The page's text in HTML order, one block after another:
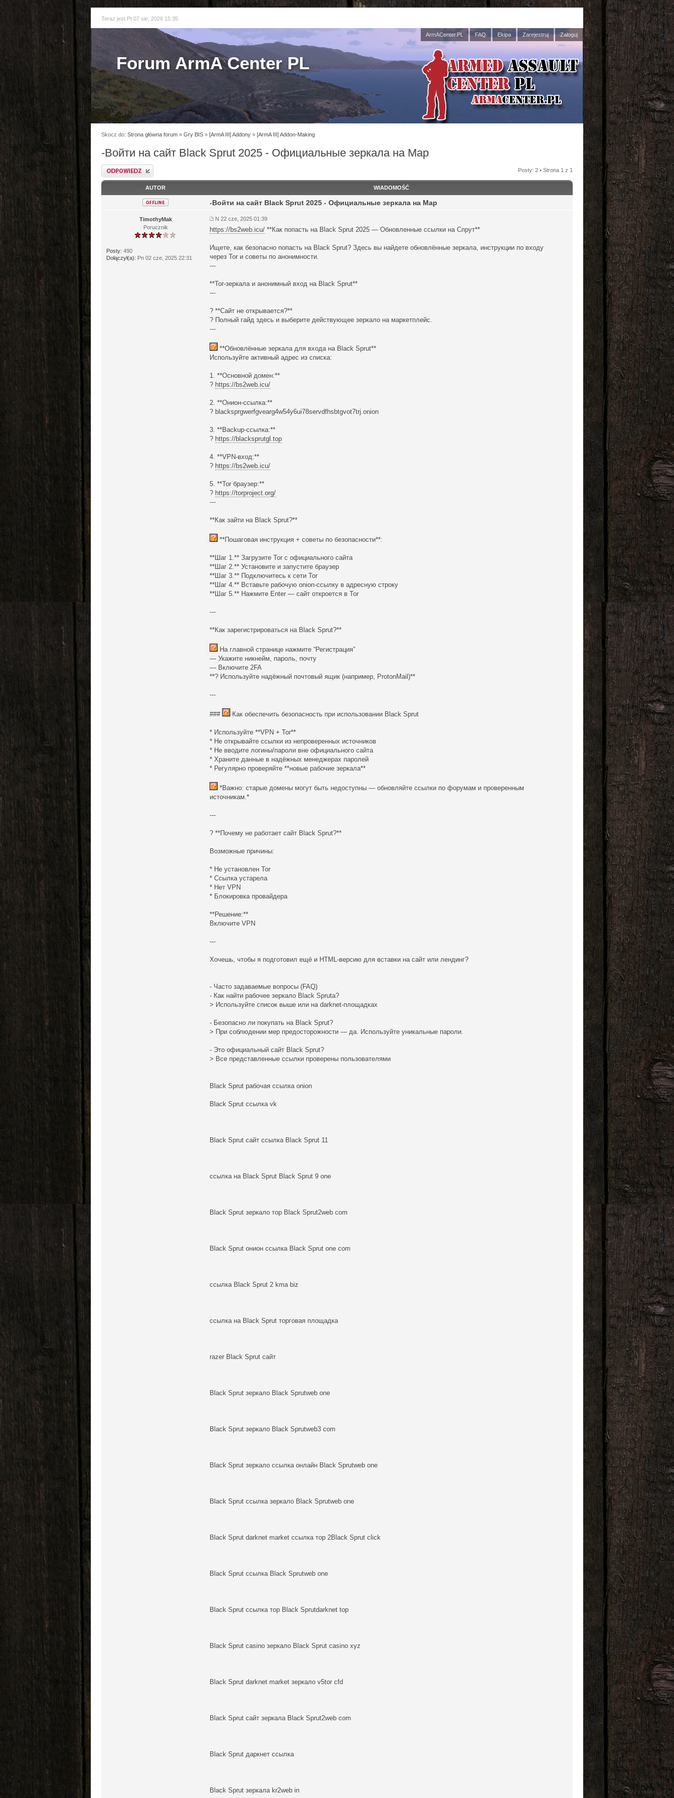
Teraz jest Pt 07 sie, 2026 15:35
ArmACenter.PL FAQ Ekipa Zarejestruj Zaloguj
Forum ArmA Center PL
Skocz do: Strona główna forum » Gry BIS » [ArmA III] Addony » [ArmA III] Addon-Making
-Войти на сайт Black Sprut 2025 - Официальные зеркала на Мар
Odpowiedz Posty: 2 • Strona 1 z 1
AUTOR WIADOMOŚĆ
TimothyMak
Porucznik
Posty: 490
Dołączył(a): Pn 02 cze, 2025 22:31
-Войти на сайт Black Sprut 2025 - Официальные зеркала на Мар
N 22 cze, 2025 01:39
https://bs2web.icu/ **Как попасть на Black Sprut 2025 — Обновленные ссылки на Спрут**
Ищете, как безопасно попасть на Black Sprut? Здесь вы найдете обновлённые зеркала, инструкции по входу
через Tor и советы по анонимности.
---
**Tor-зеркала и анонимный вход на Black Sprut**
---
? **Сайт не открывается?**
? Полный гайд здесь и выберите действующее зеркало на маркетплейс.
---
**Обновлённые зеркала для входа на Black Sprut**
Используйте активный адрес из списка:
1. **Основной домен:**
? https://bs2web.icu/
2. **Онион-ссылка:**
? blacksprgwerfgvearg4w54y6ui78servdfhsbtgvot7trj.onion
3. **Backup-ссылка:**
? https://blacksprutgl.top
4. **VPN-вход:**
? https://bs2web.icu/
5. **Tor браузер:**
? https://torproject.org/
---
**Как зайти на Black Sprut?**
**Пошаговая инструкция + советы по безопасности**:
**Шаг 1.** Загрузите Tor с официального сайта
**Шаг 2.** Установите и запустите браузер
**Шаг 3.** Подключитесь к сети Tor
**Шаг 4.** Вставьте рабочую onion-ссылку в адресную строку
**Шаг 5.** Нажмите Enter — сайт откроется в Tor
---
**Как зарегистрироваться на Black Sprut?**
На главной странице нажмите “Регистрация”
— Укажите никнейм, пароль, почту
— Включите 2FA
**? Используйте надёжный почтовый ящик (например, ProtonMail)**
---
### Как обеспечить безопасность при использовании Black Sprut
* Используйте **VPN + Tor**
* Не открывайте ссылки из непроверенных источников
* Не вводите логины/пароли вне официального сайта
* Храните данные в надёжных менеджерах паролей
* Регулярно проверяйте **новые рабочие зеркала**
*Важно: старые домены могут быть недоступны — обновляйте ссылки по форумам и проверенным
источникам.*
---
? **Почему не работает сайт Black Sprut?**
Возможные причины:
* Не установлен Tor
* Ссылка устарела
* Нет VPN
* Блокировка провайдера
**Решение:**
Включите VPN
---
Хочешь, чтобы я подготовил ещё и HTML-версию для вставки на сайт или лендинг?
- Часто задаваемые вопросы (FAQ)
- Как найти рабочее зеркало Black Sprutа?
> Используйте список выше или на darknet-площадках
- Безопасно ли покупать на Black Sprut?
> При соблюдении мер предосторожности — да. Используйте уникальные пароли.
- Это официальный сайт Black Sprut?
> Все представленные ссылки проверены пользователями
Black Sprut рабочая ссылка onion
Black Sprut ссылка vk
Black Sprut сайт ссылка Black Sprut 11
ссылка на Black Sprut Black Sprut 9 one
Black Sprut зеркало тор Black Sprut2web com
Black Sprut онион ссылка Black Sprut one com
ссылка Black Sprut 2 kma biz
ссылка на Black Sprut торговая площадка
razer Black Sprut сайт
Black Sprut зеркало Black Sprutweb one
Black Sprut зеркало Black Sprutweb3 com
Black Sprut зеркало ссылка онлайн Black Sprutweb one
Black Sprut ссылка зеркало Black Sprutweb one
Black Sprut darknet market ссылка тор 2Black Sprut click
Black Sprut ссылка Black Sprutweb one
Black Sprut ссылка тор Black Sprutdarknet top
Black Sprut casino зеркало Black Sprut casino xyz
Black Sprut darknet market зеркало v5tor cfd
Black Sprut сайт зеркала Black Sprut2web com
Black Sprut даркнет ссылка
Black Sprut зеркала kr2web in